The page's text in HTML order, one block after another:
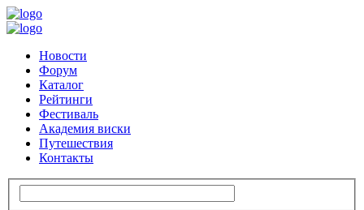
Новости
Форум
Каталог
Рейтинги
Фестиваль
Академия виски
Путешествия
Контакты